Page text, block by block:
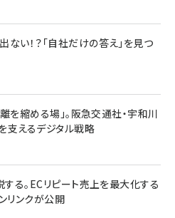
い！？「自社だけの答え」を見つ
を縮める場」。阪急交通社・宇和川
支えるデジタル戦略
する。ECリピート売上を最大化する
リンクが公開